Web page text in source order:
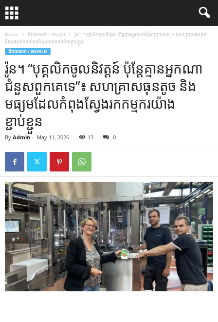
Home ពិភពលោក / World
រ៉ូន។ “បុគ្គលិកចូលនិវត្តន៍ ប៉ុន្តែគ្មានអ្នកណាជំនួសពួកគេទេ”៖ សហគ្រាសធុនតូច
និងមធ្យមដែលកំពុងស្វែងរកកម្មករយ៉ាងខ្ជាប់ខ្ជួន
ពិភពលោក / WORLD
រ៉ូន។ “បុគ្គលិកចូលនិវត្តន៍ ប៉ុន្តែគ្មានអ្នកណា
ជំនួសពួកគេទេ”៖ សហគ្រាសធុនតូច និង
មធ្យមដែលកំពុងស្វែងរកកម្មករយ៉ាង
ខ្ជាប់ខ្ជួន
By Admin - May 11, 2026 13 0